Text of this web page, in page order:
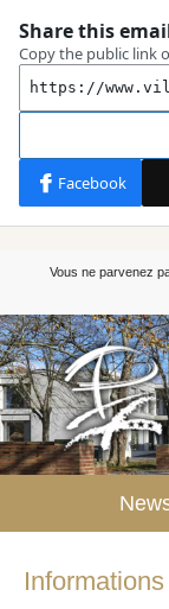
Vous ne parvenez
Informations